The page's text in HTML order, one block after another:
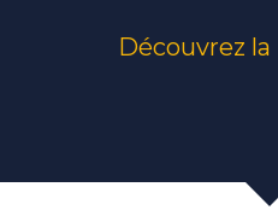
Découvrez la